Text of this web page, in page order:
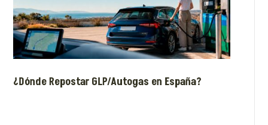
¿Dónde Repostar GLP/Autogas en España?